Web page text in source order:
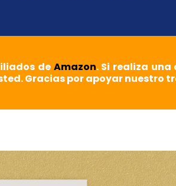
de Amazon. Si realiza
Gracias por apoyar nuestro